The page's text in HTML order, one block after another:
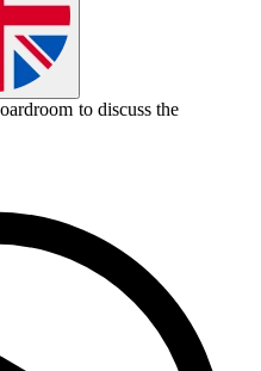
to discuss the